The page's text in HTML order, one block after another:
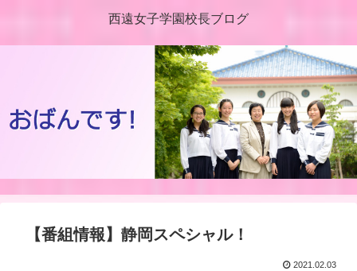
西遠女子学園校長ブログ
【番組情報】静岡スペシャル！
2021.02.03